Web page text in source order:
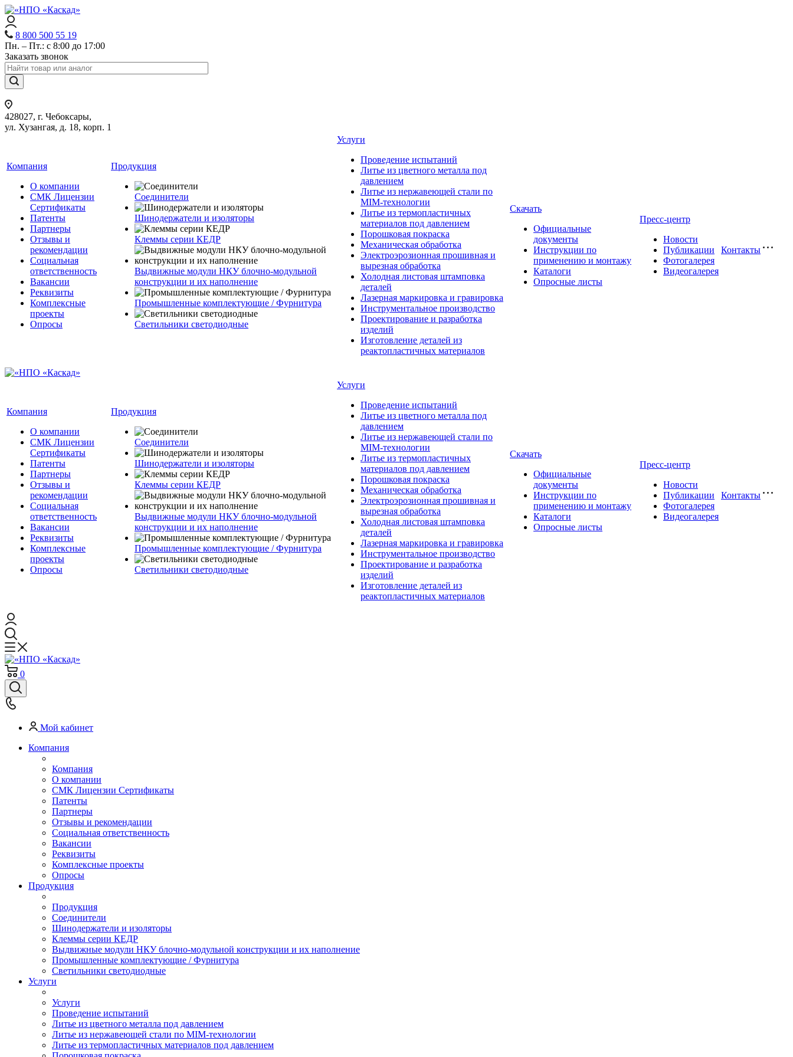
8 800 500 55 19
Пн. – Пт.: с 8:00 до 17:00
Заказать звонок
428027, г. Чебоксары,
ул. Хузангая, д. 18, корп. 1
Компания
О компании
СМК Лицензии
Сертификаты
Патенты
Партнеры
Отзывы и
рекомендации
Социальная
ответственность
Вакансии
Реквизиты
Комплексные
проекты
Опросы
Продукция
Соединители
Шинодержатели и изоляторы
Клеммы серии КЕДР
Выдвижные модули НКУ блочно-модульной
конструкции и их наполнение
Промышленные комплектующие / Фурнитура
Светильники светодиодные
Услуги
Проведение испытаний
Литье из цветного металла под
давлением
Литье из нержавеющей стали по
MIM-технологии
Литье из термопластичных
материалов под давлением
Порошковая покраска
Механическая обработка
Электроэрозионная прошивная и
вырезная обработка
Холодная листовая штамповка
деталей
Лазерная маркировка и гравировка
Инструментальное производство
Проектирование и разработка
изделий
Изготовление деталей из
реактопластичных материалов
Скачать
Официальные
документы
Инструкции по
применению и монтажу
Каталоги
Опросные листы
Пресс-центр
Новости
Публикации
Фотогалерея
Видеогалерея
Контакты
Компания
О компании
СМК Лицензии
Сертификаты
Патенты
Партнеры
Отзывы и
рекомендации
Социальная
ответственность
Вакансии
Реквизиты
Комплексные
проекты
Опросы
Продукция
Соединители
Шинодержатели и изоляторы
Клеммы серии КЕДР
Выдвижные модули НКУ блочно-модульной
конструкции и их наполнение
Промышленные комплектующие / Фурнитура
Светильники светодиодные
Услуги
Проведение испытаний
Литье из цветного металла под
давлением
Литье из нержавеющей стали по
MIM-технологии
Литье из термопластичных
материалов под давлением
Порошковая покраска
Механическая обработка
Электроэрозионная прошивная и
вырезная обработка
Холодная листовая штамповка
деталей
Лазерная маркировка и гравировка
Инструментальное производство
Проектирование и разработка
изделий
Изготовление деталей из
реактопластичных материалов
Скачать
Официальные
документы
Инструкции по
применению и монтажу
Каталоги
Опросные листы
Пресс-центр
Новости
Публикации
Фотогалерея
Видеогалерея
Контакты
0
Мой кабинет
Компания
Компания
О компании
СМК Лицензии Сертификаты
Патенты
Партнеры
Отзывы и рекомендации
Социальная ответственность
Вакансии
Реквизиты
Комплексные проекты
Опросы
Продукция
Продукция
Соединители
Шинодержатели и изоляторы
Клеммы серии КЕДР
Выдвижные модули НКУ блочно-модульной конструкции и их наполнение
Промышленные комплектующие / Фурнитура
Светильники светодиодные
Услуги
Услуги
Проведение испытаний
Литье из цветного металла под давлением
Литье из нержавеющей стали по MIM-технологии
Литье из термопластичных материалов под давлением